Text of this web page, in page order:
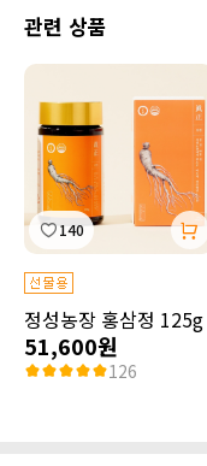
관련 상품
140
정성농장 홍삼정 125g
51,600원
126